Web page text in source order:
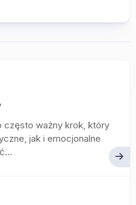
często ważny krok, który
jak i emocjonalne